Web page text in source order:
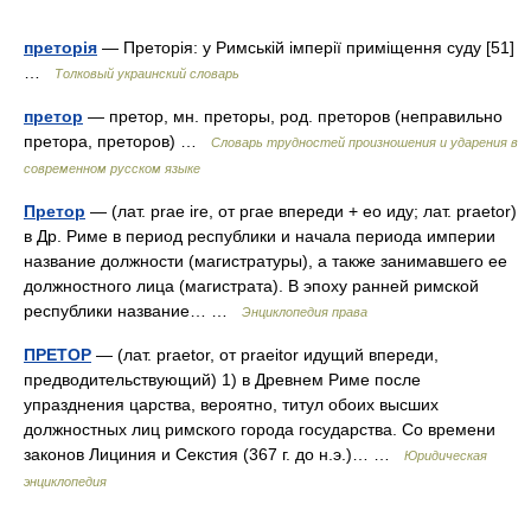
преторія — Преторія: у Римській імперії приміщення суду [51]
Толковый украинский словарь
претор — претор, мн. преторы, род. преторов (неправильно
претора, преторов) …
Словарь трудностей произношения и ударения в
современном русском языке
Претор — (лат. prae ire, от ргае впереди + ео иду; лат. praetor)
в Др. Риме в период республики и начала периода империи
название должности (магистратуры), а также занимавшего ее
должностного лица (магистрата). В эпоху ранней римской
республики название… …
Энциклопедия права
ПРЕТОР — (лат. praetor, от praeitor идущий впереди,
предводительствующий) 1) в Древнем Риме после
упразднения царства, вероятно, титул обоих высших
должностных лиц римского города государства. Со времени
законов Лициния и Секстия (367 г. до н.э.)… …
Юридическая
энциклопедия